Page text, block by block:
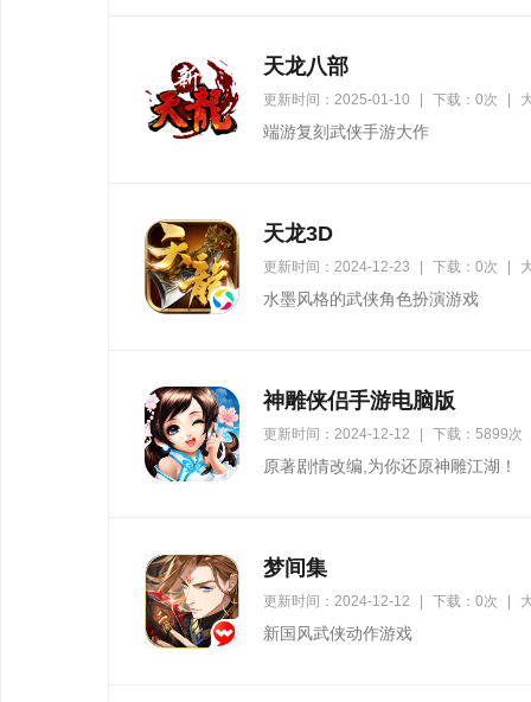
天龙八部
更新时间：2025-01-10 下载：0次
端游复刻武侠手游大作
天龙3D
更新时间：2024-12-23 下载：0次
水墨风格的武侠角色扮演游戏
神雕侠侣手游电脑版
更新时间：2024-12-12 下载：5899次
原著剧情改编,为你还原神雕江湖！
梦间集
更新时间：2024-12-12 下载：0次
新国风武侠动作游戏